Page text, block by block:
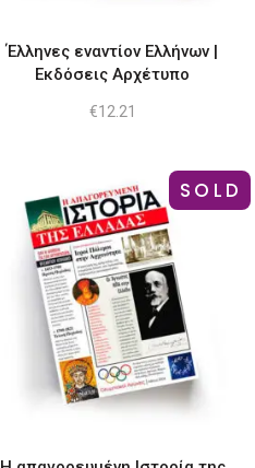
Έλληνες εναντίον Ελλήνων |
Εκδόσεις Αρχέτυπο
€12.21
SOLD